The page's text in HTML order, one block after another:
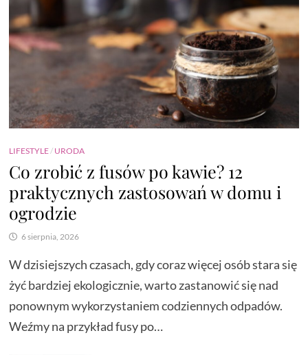
LIFESTYLE/ URODA
Co zrobić z fusów po kawie? 12
praktycznych zastosowań w domu i
ogrodzie
6 sierpnia, 2026
W dzisiejszych czasach, gdy coraz więcej osób stara się
żyć bardziej ekologicznie, warto zastanowić się nad
ponownym wykorzystaniem codziennych odpadów.
Weźmy na przykład fusy po…